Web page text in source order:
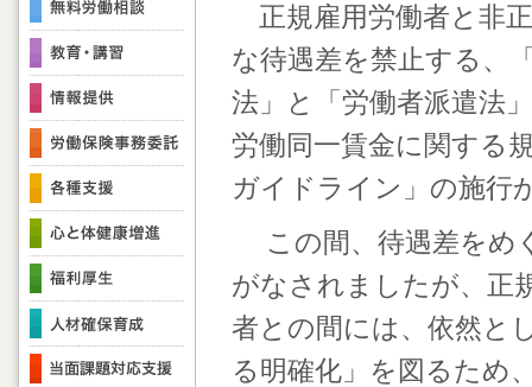
正規雇用労働者と非
な待遇差を禁止する、
法」と「労働者派遣法
労働同一賃金に関する
ガイドライン」の施行
この間、待遇差をめ
がなされましたが、正
者との間には、依然と
る明確化」を図るため